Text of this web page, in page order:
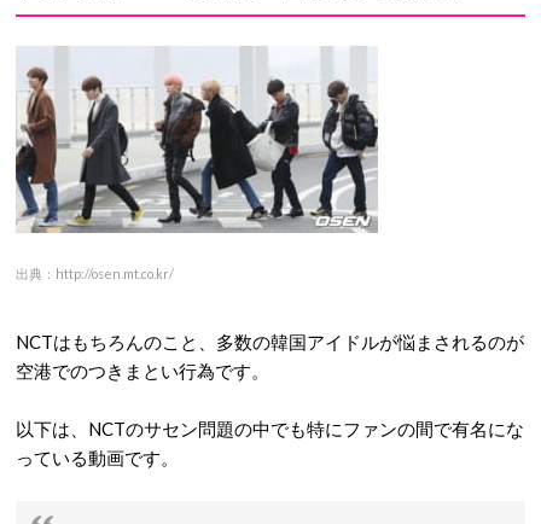
出典：http://osen.mt.co.kr/
NCTはもちろんのこと、多数の韓国アイドルが悩まされるのが
空港でのつきまとい行為です。
以下は、NCTのサセン問題の中でも特にファンの間で有名にな
っている動画です。